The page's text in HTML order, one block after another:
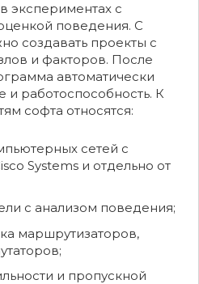
экспериментах с
поведения. С
создавать проекты с
и факторов. После
автоматически
и работоспособность. К
софта относятся:
сетей с
Systems и отдельно от
с анализом поведения;
маршрутизаторов,
и пропускной